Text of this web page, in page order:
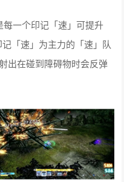
一个印记「速」可提升
「速」为主力的「速」队
出在碰到障碍物时会反弹